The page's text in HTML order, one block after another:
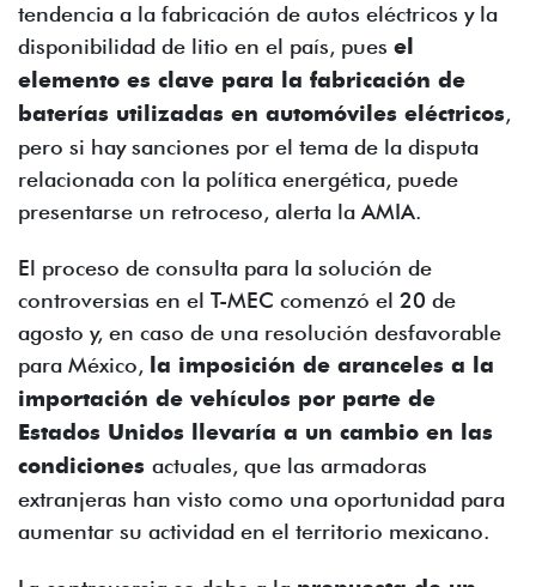
tendencia a la fabricación de autos eléctricos y la
disponibilidad de litio en el país, pues el
elemento es clave para la fabricación de
baterías utilizadas en automóviles eléctricos,
pero si hay sanciones por el tema de la disputa
relacionada con la política energética, puede
presentarse un retroceso, alerta la AMIA.
El proceso de consulta para la solución de
controversias en el T-MEC comenzó el 20 de
agosto y, en caso de una resolución desfavorable
para México, la imposición de aranceles a la
importación de vehículos por parte de
Estados Unidos llevaría a un cambio en las
condiciones actuales, que las armadoras
extranjeras han visto como una oportunidad para
aumentar su actividad en el territorio mexicano.